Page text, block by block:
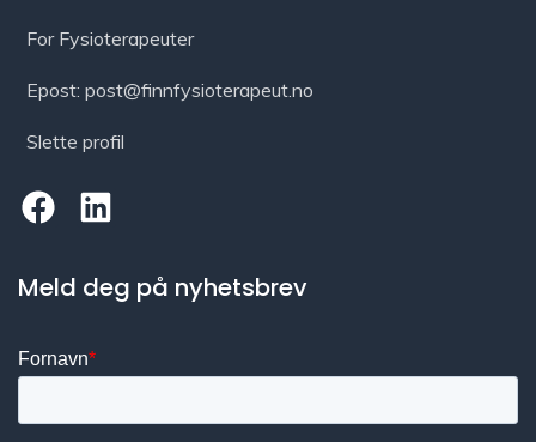
For Fysioterapeuter
Epost: post@finnfysioterapeut.no
Slette profil
Meld deg på nyhetsbrev